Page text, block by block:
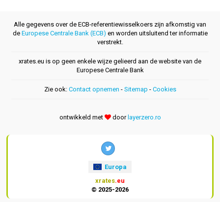
Alle gegevens over de ECB-referentiewisselkoers zijn afkomstig van
de Europese Centrale Bank (ECB) en worden uitsluitend ter informatie
verstrekt.
xrates.eu is op geen enkele wijze gelieerd aan de website van de
Europese Centrale Bank
Zie ook: Contact opnemen - Sitemap - Cookies
ontwikkeld met door layerzero.ro
Europa
xrates.eu
© 2025-2026